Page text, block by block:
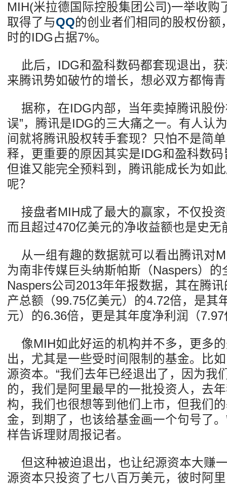
MIH(米拉德国际控股集团公司)一举收购
取得了与QQ的创业者们相同的股权份额
时的IDG占据7%。
此后，IDG和盈科数码都套现退出，
来腾讯势如破竹的增长，想必双方都悔
据称，在IDG内部，当年卖掉腾讯股
误”，腾讯是IDG的三大痛之一。有人认
间就将腾讯股权转手套现？只怕不是简
释，更重要的原因其实是IDG和盈科数
但谁又能完全预料到，腾讯能成长为如此
呢？
接盘者MIH成了最大的赢家，不仅投
而且超过470亿美元的净收益额也是史无
从一组有趣的数据就可以看出腾讯对
为南非传媒巨头纳斯帕斯（Naspers）
Naspers公司2013年年报数据，其在腾
产总额（99.75亿美元）的4.72倍，是其
元）的6.36倍，更是其年度净利润（
像MIH如此好运的机构并不多，更多
出，尤其是一些受时间限制的基金。比
源资本。“我们去年已经退出了，因为我
的，我们是阿里最早的一批投资人，去
构，我们也很想等到他们上市，但我们
金，到期了，也该给基金画一个句号了
样告诉理财周报记者。
但这种被迫退出，也让纪源资本大赚
源资本只投资了七八百万美元，彼时阿